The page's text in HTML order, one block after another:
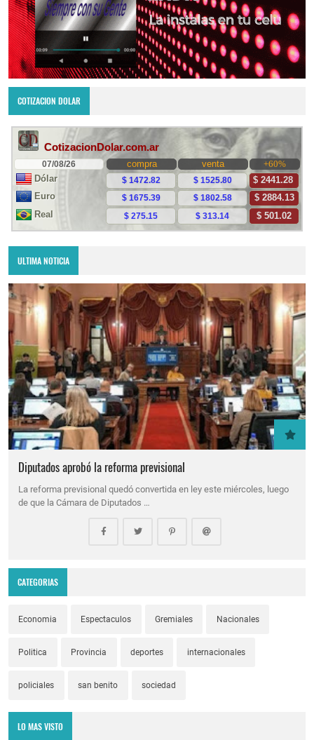
COTIZACION DOLAR
ULTIMA NOTICIA
Diputados aprobó la reforma previsional
La reforma previsional quedó convertida en ley este miércoles, luego
de que la Cámara de Diputados …
CATEGORIAS
Economia Espectaculos Gremiales Nacionales
Politica Provincia deportes internacionales
policiales san benito sociedad
LO MAS VISTO